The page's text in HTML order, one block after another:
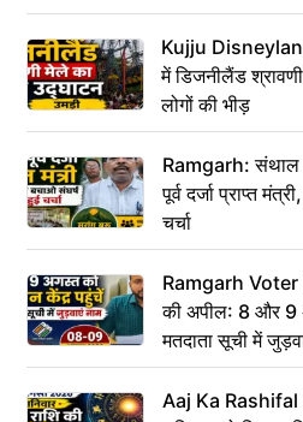
ठंडी!
Kujju
में डिजनीलैंड
लोगों की भीड़
Ramgarh: संथाल
पूर्व दर्जा प्राप्त
चर्चा
Ramgarh Voter
की अपील: 8 और 9
मतदाता सूची में
Aaj Ka